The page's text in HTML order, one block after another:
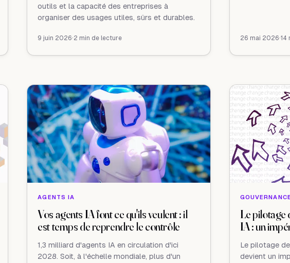
outils et la capacité des entreprises à
organiser des usages utiles, sûrs et durables.
9 juin 2026·2 min de lecture 26 mai 2026·14
AGENTS IA
Vos agents IA font ce qu'ils veulent : il
est temps de reprendre le contrôle
1,3 milliard d'agents IA en circulation d'ici
2028. Soit, à l'échelle mondiale, plus d'un
Le pilotage
IA : un
Le pilotage
devient un